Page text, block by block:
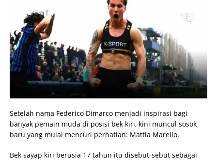
Setelah nama Federico Dimarco menjadi inspirasi bagi
banyak pemain muda di posisi bek kiri, kini muncul sosok
baru yang mulai mencuri perhatian: Mattia Marello.
Bek sayap kiri berusia 17 tahun itu disebut-sebut sebagai